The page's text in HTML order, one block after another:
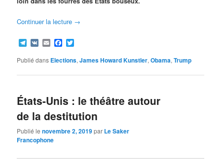
Continuer la lecture →
Telegram
VK EmailFacebook
Publié dans Elections,James Howard Kunstler,Obama,Trump
États-Unis : le théâtre autour
de la destitution
Publié lenovembre 2, 2019par Le Saker
Francophone